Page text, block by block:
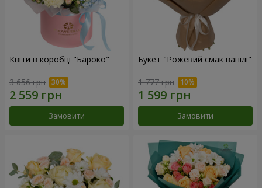
Квіти в коробці "Бароко"
3 656 грн
Замовити
Букет "Рожевий смак ванілі"
1 777 грн
Замовити